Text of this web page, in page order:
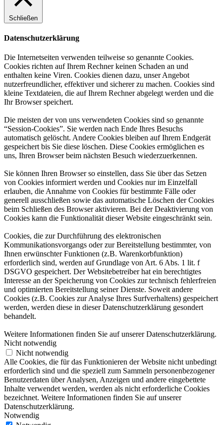
Schließen
Datenschutzerklärung
Die Internetseiten verwenden teilweise so genannte Cookies.
Cookies richten auf Ihrem Rechner keinen Schaden an und
enthalten keine Viren. Cookies dienen dazu, unser Angebot
nutzerfreundlicher, effektiver und sicherer zu machen. Cookies sind
kleine Textdateien, die auf Ihrem Rechner abgelegt werden und die
Ihr Browser speichert.
Die meisten der von uns verwendeten Cookies sind so genannte
“Session-Cookies”. Sie werden nach Ende Ihres Besuchs
automatisch gelöscht. Andere Cookies bleiben auf Ihrem Endgerät
gespeichert bis Sie diese löschen. Diese Cookies ermöglichen es
uns, Ihren Browser beim nächsten Besuch wiederzuerkennen.
Sie können Ihren Browser so einstellen, dass Sie über das Setzen
von Cookies informiert werden und Cookies nur im Einzelfall
erlauben, die Annahme von Cookies für bestimmte Fälle oder
generell ausschließen sowie das automatische Löschen der Cookies
beim Schließen des Browser aktivieren. Bei der Deaktivierung von
Cookies kann die Funktionalität dieser Website eingeschränkt sein.
Cookies, die zur Durchführung des elektronischen
Kommunikationsvorgangs oder zur Bereitstellung bestimmter, von
Ihnen erwünschter Funktionen (z.B. Warenkorbfunktion)
erforderlich sind, werden auf Grundlage von Art. 6 Abs. 1 lit. f
DSGVO gespeichert. Der Websitebetreiber hat ein berechtigtes
Interesse an der Speicherung von Cookies zur technisch fehlerfreien
und optimierten Bereitstellung seiner Dienste. Soweit andere
Cookies (z.B. Cookies zur Analyse Ihres Surfverhaltens) gespeichert
werden, werden diese in dieser Datenschutzerklärung gesondert
behandelt.
Weitere Informationen finden Sie auf unserer Datenschutzerklärung.
Nicht notwendig
Nicht notwendig
Alle Cookies, die für das Funktionieren der Website nicht unbedingt
erforderlich sind und die speziell zum Sammeln personenbezogener
Benutzerdaten über Analysen, Anzeigen und andere eingebettete
Inhalte verwendet werden, werden als nicht erforderliche Cookies
bezeichnet. Weitere Informationen finden Sie auf unserer
Datenschutzerklärung.
Notwendig